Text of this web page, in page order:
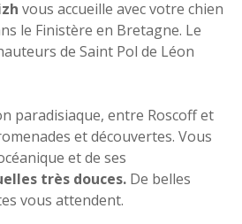
vous accueille avec votre chien
le Finistère en Bretagne. Le
de Saint Pol de Léon
paradisiaque, entre Roscoff et
et découvertes. Vous
et de ses
très douces. De belles
vous attendent.